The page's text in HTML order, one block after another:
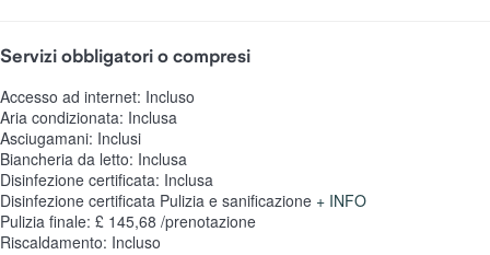
Servizi obbligatori o compresi
Accesso ad internet: Incluso
Aria condizionata: Inclusa
Asciugamani: Inclusi
Biancheria da letto: Inclusa
Disinfezione certificata: Inclusa
Disinfezione certificata Pulizia e sanificazione + INFO
Pulizia finale: £ 145,68 /prenotazione
Riscaldamento: Incluso